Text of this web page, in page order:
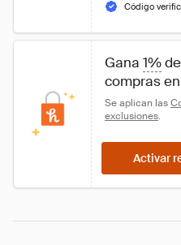
Código
Gana 1%
compras
Se aplican las
exclusiones.
Activar